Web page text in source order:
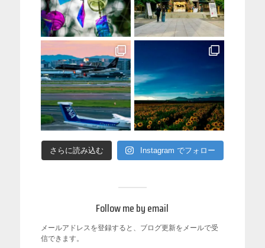
さらに読み込む Instagram でフォロー
Follow me by email
メールアドレスを登録すると、ブログ更新をメールで受
信できます。